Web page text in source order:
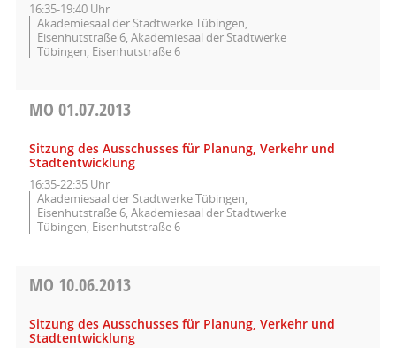
16:35-19:40 Uhr
Akademiesaal der Stadtwerke Tübingen,
Eisenhutstraße 6, Akademiesaal der Stadtwerke
Tübingen, Eisenhutstraße 6
MO 01.07.2013
Sitzung des Ausschusses für Planung, Verkehr und
Stadtentwicklung
16:35-22:35 Uhr
Akademiesaal der Stadtwerke Tübingen,
Eisenhutstraße 6, Akademiesaal der Stadtwerke
Tübingen, Eisenhutstraße 6
MO 10.06.2013
Sitzung des Ausschusses für Planung, Verkehr und
Stadtentwicklung